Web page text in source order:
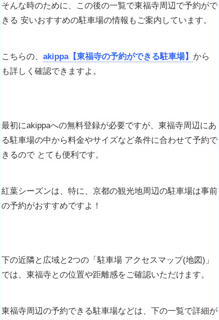
そんな時のために、この後の一覧で東福寺周辺で予約がで
きる 安いおすすめの駐車場の情報もご案内しています。
こちらの、 akippa【東福寺の予約ができる駐車場】 から
も詳しく確認できますよ。
最初にakippaへの無料登録が必要ですが、東福寺周辺にあ
る駐車場の中から料金やサイズなど条件に合わせて予約で
きるので とても便利です。
紅葉シーズンは、特に、京都の観光地周辺の駐車場は事前
の予約がおすすめですよ！
下の近隣と広域と2つの「駐車場 アクセスマップ(地図)」
では、東福寺との位置や距離感をご確認いただけます。
東福寺周辺の予約できる駐車場などは、下の一覧で詳細が